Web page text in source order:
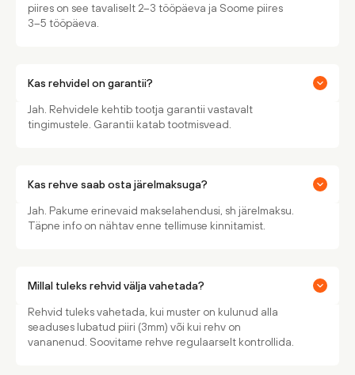
piires on see tavaliselt 2–3 tööpäeva ja Soome piires
3–5 tööpäeva.
Kas rehvidel on garantii?
Jah. Rehvidele kehtib tootja garantii vastavalt
tingimustele. Garantii katab tootmisvead.
Kas rehve saab osta järelmaksuga?
Jah. Pakume erinevaid makselahendusi, sh järelmaksu.
Täpne info on nähtav enne tellimuse kinnitamist.
Millal tuleks rehvid välja vahetada?
Rehvid tuleks vahetada, kui muster on kulunud alla
seaduses lubatud piiri (3mm) või kui rehv on
vananenud. Soovitame rehve regulaarselt kontrollida.